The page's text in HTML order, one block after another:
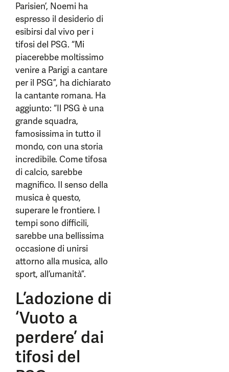
Parisien’, Noemi ha
espresso il desiderio di
esibirsi dal vivo per i
tifosi del PSG. “Mi
piacerebbe moltissimo
venire a Parigi a cantare
per il PSG”, ha dichiarato
la cantante romana. Ha
aggiunto: “Il PSG è una
grande squadra,
famosissima in tutto il
mondo, con una storia
incredibile. Come tifosa
di calcio, sarebbe
magnifico. Il senso della
musica è questo,
superare le frontiere. I
tempi sono difficili,
sarebbe una bellissima
occasione di unirsi
attorno alla musica, allo
sport, all’umanità”.
L’adozione di
‘Vuoto a
perdere’ dai
tifosi del